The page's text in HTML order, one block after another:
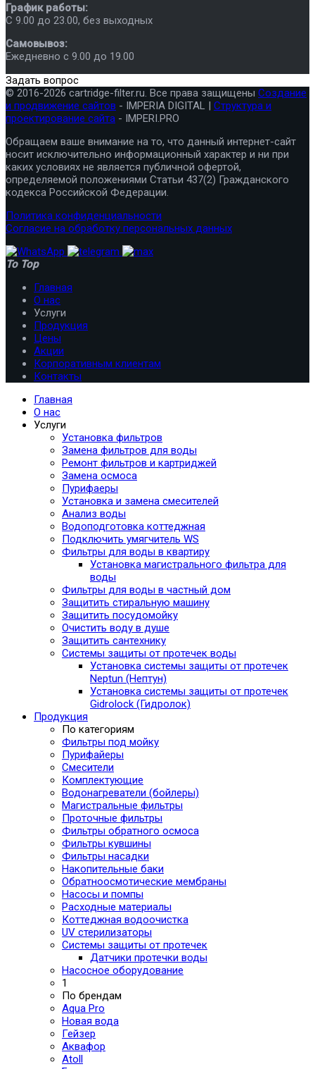
График работы:
C 9.00 до 23.00, без выходных
Самовывоз:
Ежедневно с 9.00 до 19.00
Задать вопрос
© 2016-2026 cartridge-filter.ru. Все права защищены Создание
и продвижение сайтов - IMPERIA DIGITAL | Структура и
проектирование сайта - IMPERI.PRO
Обращаем ваше внимание на то, что данный интернет-сайт
носит исключительно информационный характер и ни при
каких условиях не является публичной офертой,
определяемой положениями Статьи 437(2) Гражданского
кодекса Российской Федерации.
Политика конфиденциальности
Согласие на обработку персональных данных
To Top
Главная
О нас
Услуги
Продукция
Цены
Акции
Корпоративным клиентам
Контакты
Главная
О нас
Услуги
Установка фильтров
Замена фильтров для воды
Ремонт фильтров и картриджей
Замена осмоса
Пурифаеры
Установка и замена смесителей
Анализ воды
Водоподготовка коттеджная
Подключить умягчитель WS
Фильтры для воды в квартиру
Установка магистрального фильтра для
воды
Фильтры для воды в частный дом
Защитить стиральную машину
Защитить посудомойку
Очистить воду в душе
Защитить сантехнику
Системы защиты от протечек воды
Установка системы защиты от протечек
Neptun (Нептун)
Установка системы защиты от протечек
Gidrolock (Гидролок)
Продукция
По категориям
Фильтры под мойку
Пурифайеры
Смесители
Комплектующие
Водонагреватели (бойлеры)
Магистральные фильтры
Проточные фильтры
Фильтры обратного осмоса
Фильтры кувшины
Фильтры насадки
Накопительные баки
Обратноосмотические мембраны
Насосы и помпы
Расходные материалы
Коттеджная водоочистка
UV стерилизаторы
Системы защиты от протечек
Датчики протечки воды
Насосное оборудование
1
По брендам
Aqua Pro
Новая вода
Гейзер
Аквафор
Atoll